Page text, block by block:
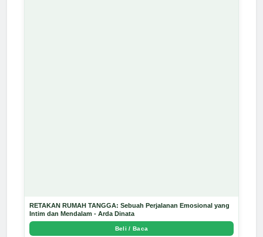
RETAKAN RUMAH TANGGA: Sebuah Perjalanan Emosional yang
Intim dan Mendalam - Arda Dinata
Beli / Baca